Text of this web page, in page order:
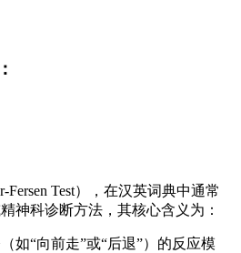
Test），在汉英词典中通常
神科诊断方法，其核心含义为：
如“向前走”或“后退”）的反应模